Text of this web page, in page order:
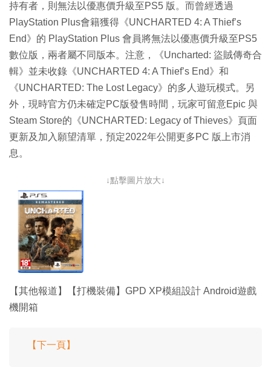
持有者，則無法以優惠價升級至PS5 版。而曾經透過
PlayStation Plus會籍獲得《UNCHARTED 4: A Thief’s
End》的 PlayStation Plus 會員將無法以優惠價升級至PS5
數位版，兩者屬不同版本。注意，《Uncharted: 盜賊傳奇合
輯》並未收錄《UNCHARTED 4: A Thief’s End》和
《UNCHARTED: The Lost Legacy》的多人遊玩模式。另
外，現時官方仍未確定PC版發售時間，玩家可留意Epic 與
Steam Store的《UNCHARTED: Legacy of Thieves》頁面
更新及加入願望清單，預定2022年公開更多PC 版上市消
息。
↓點擊圖片放大↓
【其他報道】【打機裝備】GPD XP模組設計 Android遊戲
機開箱
【下一頁】